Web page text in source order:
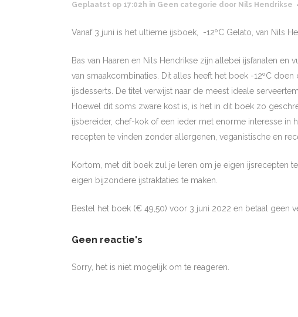
Geplaatst op 17:02h in Geen categorie door Nils Hendrikse
Vanaf 3 juni is het ultieme ijsboek, -12ºC Gelato, van Nils
Bas van Haaren en Nils Hendrikse zijn allebei ijsfanaten
van smaakcombinaties. Dit alles heeft het boek -12ºC
ijsdesserts. De titel verwijst naar de meest ideale
Hoewel dit soms zware kost is, is het in dit boek zo
ijsbereider, chef-kok of een ieder met enorme interesse in
recepten te vinden zonder allergenen, veganistische en
Kortom, met dit boek zul je leren om je eigen ijsrecepten
eigen bijzondere ijstraktaties te maken.
Bestel het boek (€ 49,50) voor 3 juni 2022 en betaal geen
Geen reactie's
Sorry, het is niet mogelijk om te reageren.